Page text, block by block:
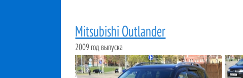
Mitsubishi Outlander
2009 год выпуска